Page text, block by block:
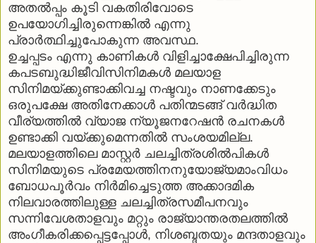
അതല്‍പ്പം കൂടി വകതിരിവോടെ
ഉപയോഗിച്ചിരുന്നെങ്കില്‍ എന്നു
പ്രാര്‍ത്ഥിച്ചുപോകുന്ന അവസ്ഥ.
ഉച്ചപ്പടം എന്നു കാണികള്‍ വിളിച്ചാക്ഷേപിച്ചിരുന്ന
കപടബുദ്ധിജീവിസിനിമകള്‍ മലയാള
സിനിമയ്ക്കുണ്ടാക്കിവച്ച നഷ്ടവും നാണക്കേടും
ഒരുപക്ഷേ അതിനേക്കാള്‍ പതിന്മടങ്ങ് വര്‍ദ്ധിത
വീര്യത്തില്‍ വ്യാജ ന്യൂജനറേഷന്‍ രചനകള്‍
ഉണ്ടാക്കി വയ്ക്കുമെന്നതില്‍ സംശയമില്ല.
മലയാളത്തിലെ മാസ്റ്റര്‍ ചലച്ചിത്രശില്‍പികള്‍
സിനിമയുടെ പ്രമേയത്തിനനുയോജ്യമാംവിധം
ബോധപൂര്‍വം നിര്‍മിച്ചെടുത്ത അക്കാദമിക
നിലവാരത്തിലുള്ള ചലച്ചിത്രസമീപനവും
സന്നിവേശതാളവും മറ്റും രാജ്യാന്തരതലത്തില്‍
അംഗീകരിക്കപ്പെട്ടപ്പോള്‍, നിശബ്ദതയും മന്ദതാളവും